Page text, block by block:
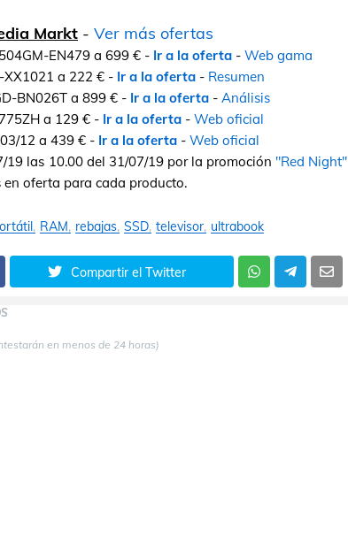
Markt - Ver más ofertas
EN479 a 699 € - Ir a la oferta - Web gama
a 222 € - Ir a la oferta - Resumen
BN026T a 899 € - Ir a la oferta - Análisis
a 129 € - Ir a la oferta - Web oficial
12 a 439 € - Ir a la oferta - Web oficial
19 las 10.00 del 31/07/19 por la promoción "Red Night"
oferta para cada producto.
RAM rebajas SSD televisor ultrabook
Compartir el Twitter
en menos de 24 horas)